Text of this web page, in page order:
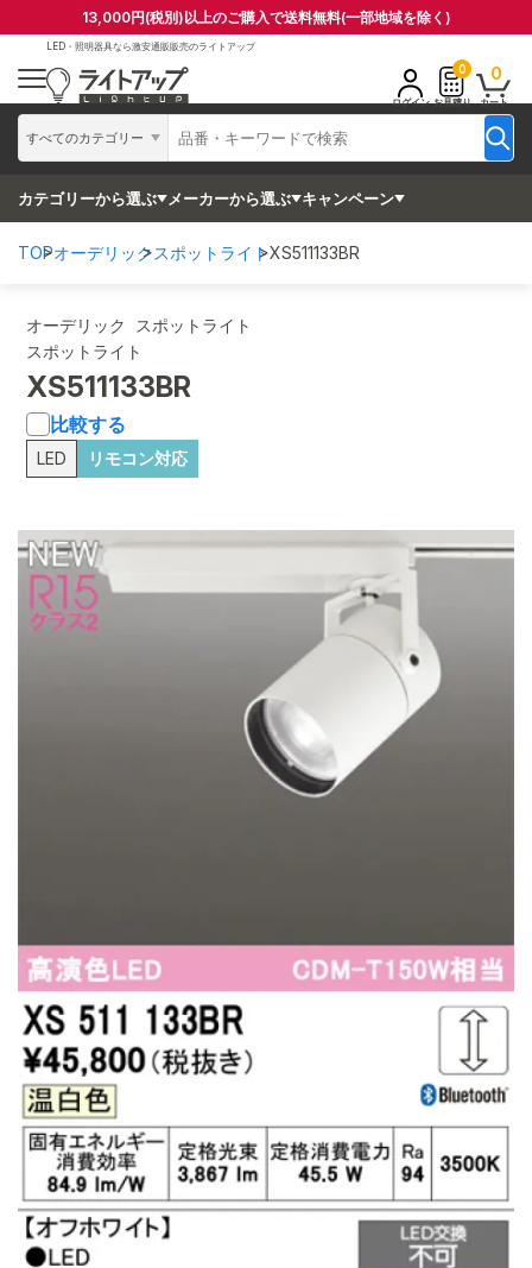
13,000円(税別)以上のご購入で送料無料(一部地域を除く)
LED・照明器具なら激安通販販売のライトアップ
すべてのカテゴリー
ログイン
0
お見積り
0
カート
カテゴリーから選ぶ メーカーから選ぶ キャンペーン
TOPオーデリックスポットライトXS511133BR
オーデリック スポットライト
スポットライト
XS511133BR
比較する
LED リモコン対応